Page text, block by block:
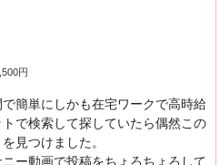
円
簡単にしかも在宅ワークで高時給
で検索して探していたら偶然この
見つけました。
ー動画で投稿をちょろちょろして